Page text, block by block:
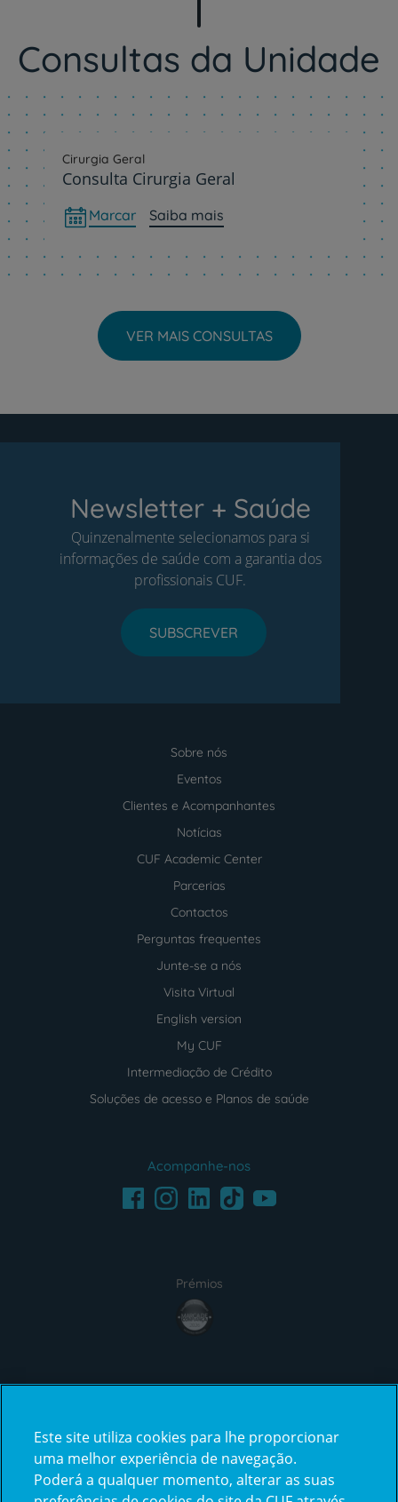
Consultas da Unidade
Cirurgia Geral
Consulta Cirurgia Geral
Marcar Saiba mais
VER MAIS CONSULTAS
Newsletter + Saúde
Quinzenalmente selecionamos para si
informações de saúde com a garantia dos
profissionais CUF.
SUBSCREVER
Sobre nós
Eventos
Clientes e Acompanhantes
Notícias
CUF Academic Center
Parcerias
Contactos
Perguntas frequentes
Junte-se a nós
Visita Virtual
English version
My CUF
Intermediação de Crédito
Soluções de acesso e Planos de saúde
Acompanhe-nos
FacebookInstagramLinkedInTikTokYoutube
Prémios
award4
certification2certification3
Este site utiliza cookies para lhe proporcionar
uma melhor experiência de navegação.
Poderá a qualquer momento, alterar as suas